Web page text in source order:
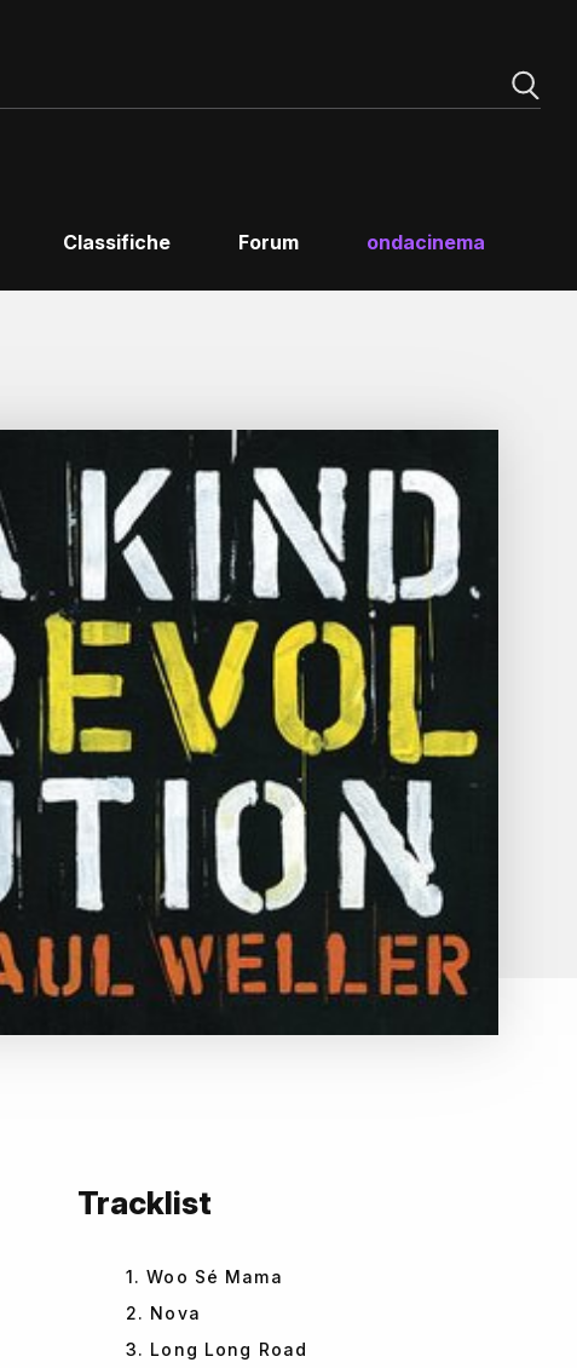
Classifiche Forum ondacinema
Tracklist
1. Woo Sé Mama
2. Nova
3. Long Long Road